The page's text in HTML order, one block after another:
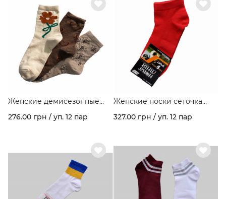
Женские демисезонные
носки стрейчевые темное
ассорти в упаковке Арт 220
276.00 грн / уп. 12 пар
Женские носки сеточка
327.00 грн / уп. 12 пар